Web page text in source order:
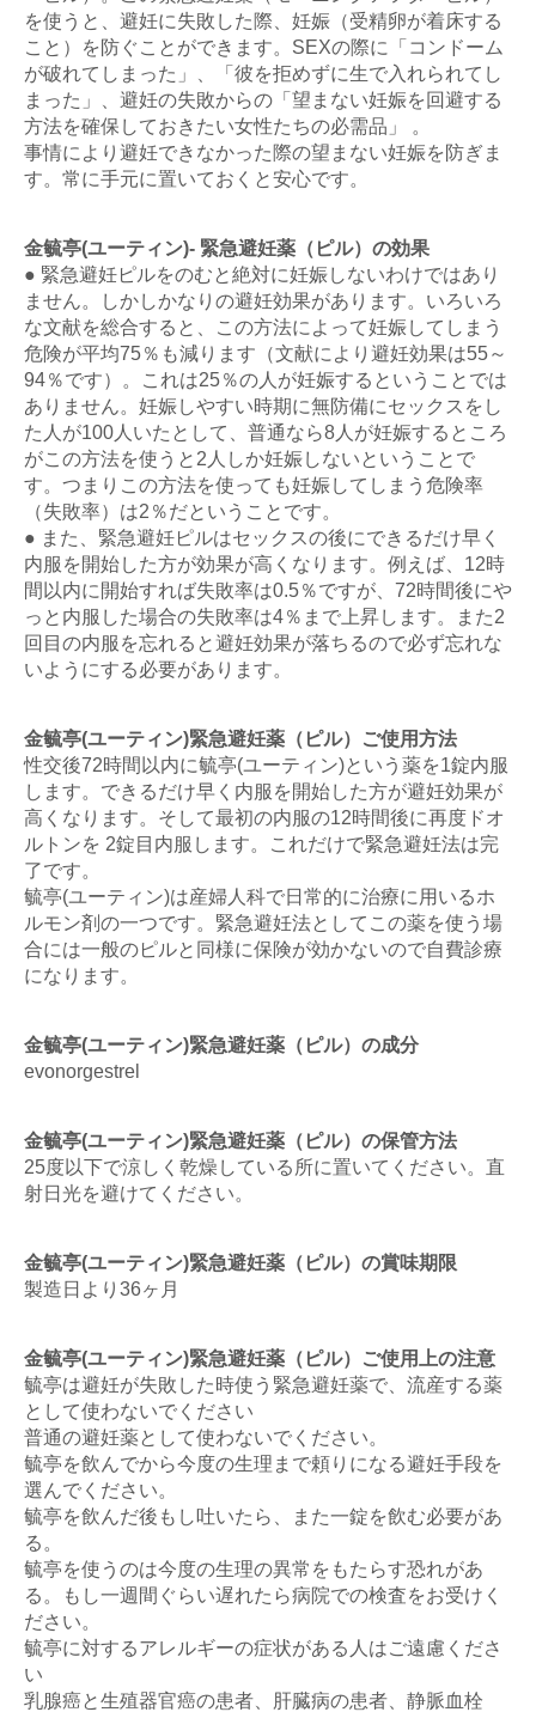
を使うと、避妊に失敗した際、妊娠（受精卵が着床する
こと）を防ぐことができます。SEXの際に「コンドーム
が破れてしまった」、「彼を拒めずに生で入れられてし
まった」、避妊の失敗からの「望まない妊娠を回避する
方法を確保しておきたい女性たちの必需品」 。
事情により避妊できなかった際の望まない妊娠を防ぎま
す。常に手元に置いておくと安心です。
金毓亭(ユーティン)- 緊急避妊薬（ピル）の効果
● 緊急避妊ピルをのむと絶対に妊娠しないわけではあり
ません。しかしかなりの避妊効果があります。いろいろ
な文献を総合すると、この方法によって妊娠してしまう
危険が平均75％も減ります（文献により避妊効果は55～
94％です）。これは25％の人が妊娠するということでは
ありません。妊娠しやすい時期に無防備にセックスをし
た人が100人いたとして、普通なら8人が妊娠するところ
がこの方法を使うと2人しか妊娠しないということで
す。つまりこの方法を使っても妊娠してしまう危険率
（失敗率）は2％だということです。
● また、緊急避妊ピルはセックスの後にできるだけ早く
内服を開始した方が効果が高くなります。例えば、12時
間以内に開始すれば失敗率は0.5％ですが、72時間後にや
っと内服した場合の失敗率は4％まで上昇します。また2
回目の内服を忘れると避妊効果が落ちるので必ず忘れな
いようにする必要があります。
金毓亭(ユーティン)緊急避妊薬（ピル）ご使用方法
性交後72時間以内に毓亭(ユーティン)という薬を1錠内服
します。できるだけ早く内服を開始した方が避妊効果が
高くなります。そして最初の内服の12時間後に再度ドオ
ルトンを 2錠目内服します。これだけで緊急避妊法は完
了です。
毓亭(ユーティン)は産婦人科で日常的に治療に用いるホ
ルモン剤の一つです。緊急避妊法としてこの薬を使う場
合には一般のピルと同様に保険が効かないので自費診療
になります。
金毓亭(ユーティン)緊急避妊薬（ピル）の成分
evonorgestrel
金毓亭(ユーティン)緊急避妊薬（ピル）の保管方法
25度以下で涼しく乾燥している所に置いてください。直
射日光を避けてください。
金毓亭(ユーティン)緊急避妊薬（ピル）の賞味期限
製造日より36ヶ月
金毓亭(ユーティン)緊急避妊薬（ピル）ご使用上の注意
毓亭は避妊が失敗した時使う緊急避妊薬で、流産する薬
として使わないでください
普通の避妊薬として使わないでください。
毓亭を飲んでから今度の生理まで頼りになる避妊手段を
選んでください。
毓亭を飲んだ後もし吐いたら、また一錠を飲む必要があ
る。
毓亭を使うのは今度の生理の異常をもたらす恐れがあ
る。もし一週間ぐらい遅れたら病院での検査をお受けく
ださい。
毓亭に対するアレルギーの症状がある人はご遠慮くださ
い
乳腺癌と生殖器官癌の患者、肝臓病の患者、静脈血栓